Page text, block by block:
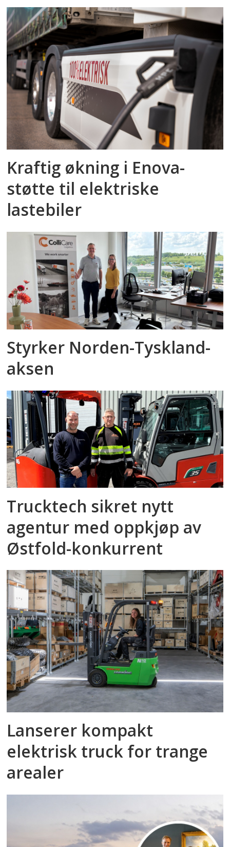
Kraftig økning i Enova-
støtte til elektriske
lastebiler
Styrker Norden-Tyskland-
aksen
Trucktech sikret nytt
agentur med oppkjøp av
Østfold-konkurrent
Lanserer kompakt
elektrisk truck for trange
arealer